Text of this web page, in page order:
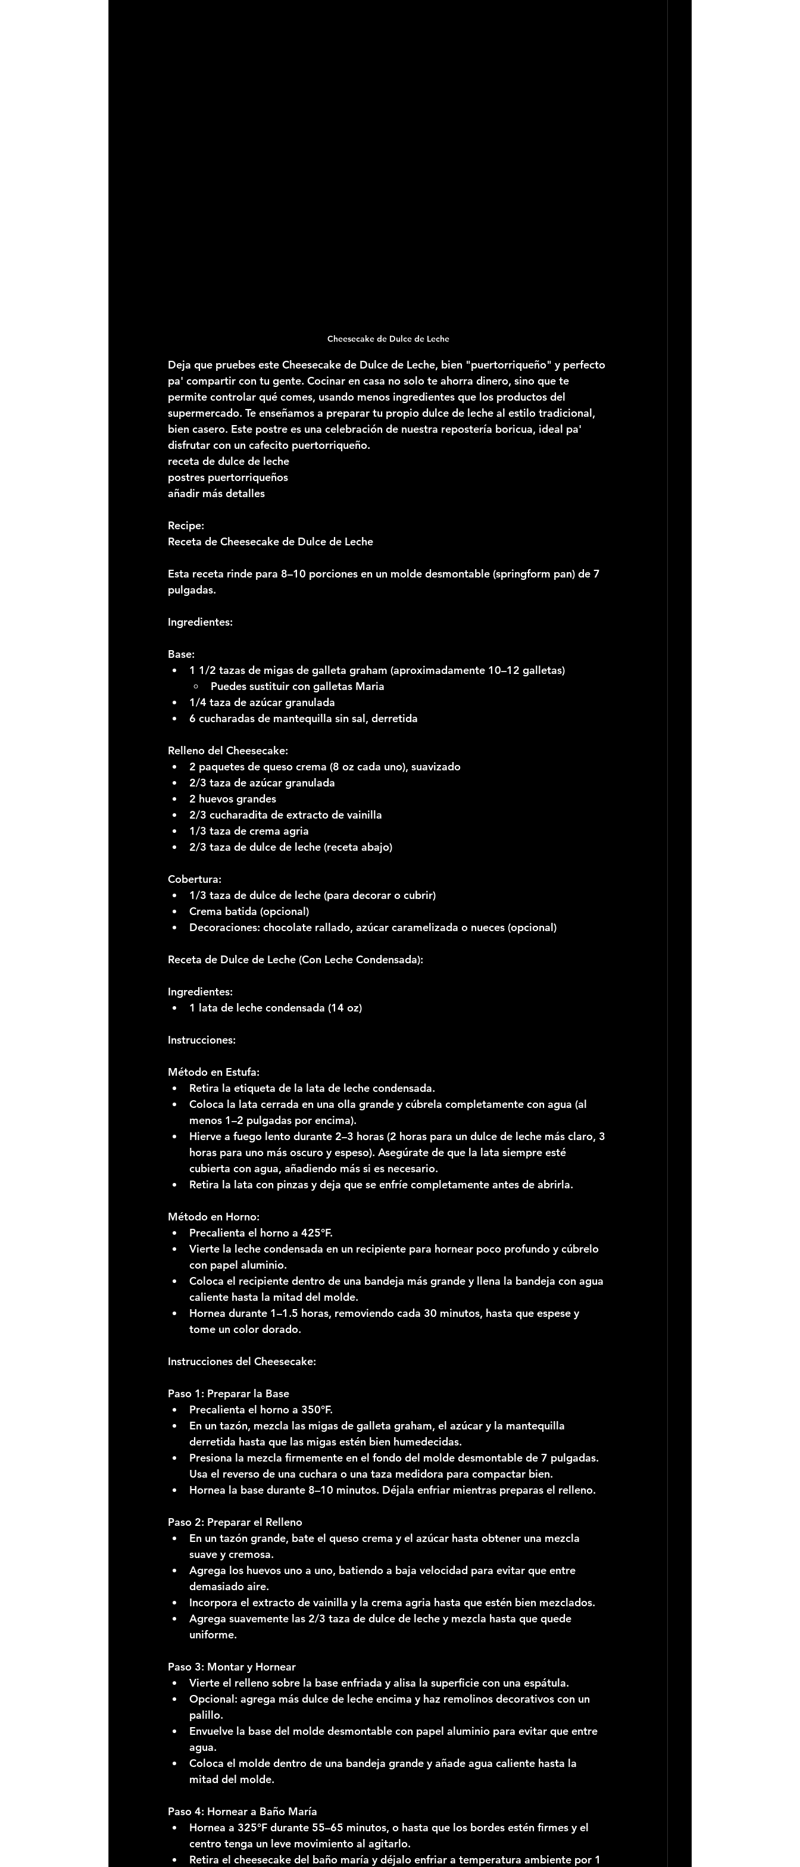
Cheesecake de Dulce de Leche
Deja que pruebes este Cheesecake de Dulce de Leche, bien "puertorriqueño" y perfecto
pa' compartir con tu gente. Cocinar en casa no solo te ahorra dinero, sino que te
permite controlar qué comes, usando menos ingredientes que los productos del
supermercado. Te enseñamos a preparar tu propio dulce de leche al estilo tradicional,
bien casero. Este postre es una celebración de nuestra repostería boricua, ideal pa'
disfrutar con un cafecito puertorriqueño.
receta de dulce de leche
postres puertorriqueños
añadir más detalles
Recipe:
Receta de Cheesecake de Dulce de Leche
Esta receta rinde para 8–10 porciones en un molde desmontable (springform pan) de 7
pulgadas.
Ingredientes:
Base:
1 1/2 tazas de migas de galleta graham (aproximadamente 10–12 galletas)
Puedes sustituir con galletas Maria
1/4 taza de azúcar granulada
6 cucharadas de mantequilla sin sal, derretida
Relleno del Cheesecake:
2 paquetes de queso crema (8 oz cada uno), suavizado
2/3 taza de azúcar granulada
2 huevos grandes
2/3 cucharadita de extracto de vainilla
1/3 taza de crema agria
2/3 taza de dulce de leche (receta abajo)
Cobertura:
1/3 taza de dulce de leche (para decorar o cubrir)
Crema batida (opcional)
Decoraciones: chocolate rallado, azúcar caramelizada o nueces (opcional)
Receta de Dulce de Leche (Con Leche Condensada):
Ingredientes:
1 lata de leche condensada (14 oz)
Instrucciones:
Método en Estufa:
Retira la etiqueta de la lata de leche condensada.
Coloca la lata cerrada en una olla grande y cúbrela completamente con agua (al
menos 1–2 pulgadas por encima).
Hierve a fuego lento durante 2–3 horas (2 horas para un dulce de leche más claro, 3
horas para uno más oscuro y espeso). Asegúrate de que la lata siempre esté
cubierta con agua, añadiendo más si es necesario.
Retira la lata con pinzas y deja que se enfríe completamente antes de abrirla.
Método en Horno:
Precalienta el horno a 425°F.
Vierte la leche condensada en un recipiente para hornear poco profundo y cúbrelo
con papel aluminio.
Coloca el recipiente dentro de una bandeja más grande y llena la bandeja con agua
caliente hasta la mitad del molde.
Hornea durante 1–1.5 horas, removiendo cada 30 minutos, hasta que espese y
tome un color dorado.
Instrucciones del Cheesecake:
Paso 1: Preparar la Base
Precalienta el horno a 350°F.
En un tazón, mezcla las migas de galleta graham, el azúcar y la mantequilla
derretida hasta que las migas estén bien humedecidas.
Presiona la mezcla firmemente en el fondo del molde desmontable de 7 pulgadas.
Usa el reverso de una cuchara o una taza medidora para compactar bien.
Hornea la base durante 8–10 minutos. Déjala enfriar mientras preparas el relleno.
Paso 2: Preparar el Relleno
En un tazón grande, bate el queso crema y el azúcar hasta obtener una mezcla
suave y cremosa.
Agrega los huevos uno a uno, batiendo a baja velocidad para evitar que entre
demasiado aire.
Incorpora el extracto de vainilla y la crema agria hasta que estén bien mezclados.
Agrega suavemente las 2/3 taza de dulce de leche y mezcla hasta que quede
uniforme.
Paso 3: Montar y Hornear
Vierte el relleno sobre la base enfriada y alisa la superficie con una espátula.
Opcional: agrega más dulce de leche encima y haz remolinos decorativos con un
palillo.
Envuelve la base del molde desmontable con papel aluminio para evitar que entre
agua.
Coloca el molde dentro de una bandeja grande y añade agua caliente hasta la
mitad del molde.
Paso 4: Hornear a Baño María
Hornea a 325°F durante 55–65 minutos, o hasta que los bordes estén firmes y el
centro tenga un leve movimiento al agitarlo.
Retira el cheesecake del baño maría y déjalo enfriar a temperatura ambiente por 1